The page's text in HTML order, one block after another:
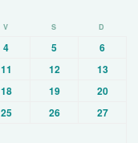
V S D
4 5
6
11 12
13
18 19
20
25 26
27